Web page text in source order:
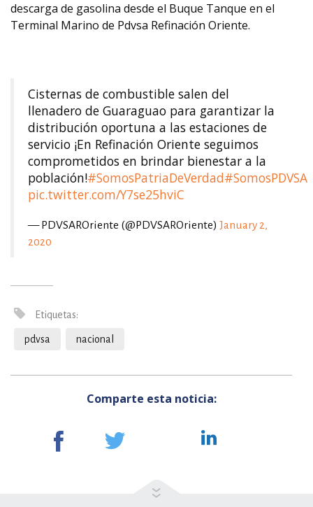
descarga de gasolina desde el Buque Tanque en el
Terminal Marino de Pdvsa Refinación Oriente.
Cisternas de combustible salen del
llenadero de Guaraguao para garantizar la
distribución oportuna a las estaciones de
servicio ¡En Refinación Oriente seguimos
comprometidos en brindar bienestar a la
población!#SomosPatriaDeVerdad#SomosPDVSA
pic.twitter.com/Y7se25hviC
— PDVSAROriente (@PDVSAROriente) January 2,
2020
Etiquetas:
pdvsa nacional
Comparte esta noticia: